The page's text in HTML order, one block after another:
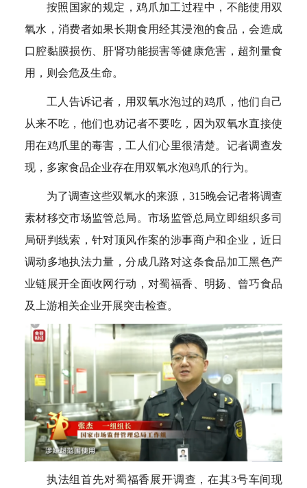
按照国家的规定，鸡爪加工过程中，不能使用双
氧水，消费者如果长期食用经其浸泡的食品，会造成
口腔黏膜损伤、肝肾功能损害等健康危害，超剂量食
用，则会危及生命。
工人告诉记者，用双氧水泡过的鸡爪，他们自己
从来不吃，他们也劝记者不要吃，因为双氧水直接使
用在鸡爪里的毒害，工人们心里很清楚。记者调查发
现，多家食品企业存在用双氧水泡鸡爪的行为。
为了调查这些双氧水的来源，315晚会记者将调查
素材移交市场监管总局。市场监管总局立即组织多司
局研判线索，针对顶风作案的涉事商户和企业，近日
调动多地执法力量，分成几路对这条食品加工黑色产
业链展开全面收网行动，对蜀福香、明扬、曾巧食品
及上游相关企业开展突击检查。
执法组首先对蜀福香展开调查，在其3号车间现